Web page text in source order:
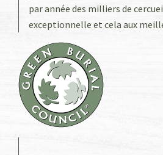
par année des milliers de
exceptionnelle et cela aux